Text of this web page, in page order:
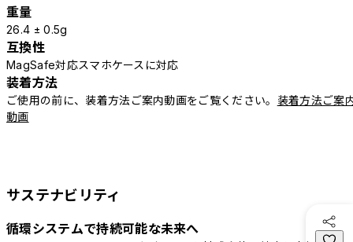
重量
26.4 ± 0.5g
互換性
MagSafe対応スマホケースに対応
装着方法
ご使用の前に、装着方法ご案内動画をご覧ください。 装着方法ご案
動画
サステナビリティ
循環システムで持続可能な未来へ